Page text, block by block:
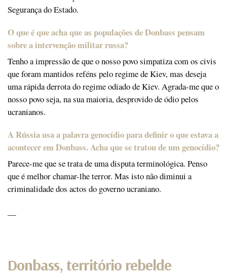
Segurança do Estado.
O que é que acha que as populações de Donbass pensam
sobre a intervenção militar russa?
Tenho a impressão de que o nosso povo simpatiza com os civis
que foram mantidos reféns pelo regime de Kiev, mas deseja
uma rápida derrota do regime odiado de Kiev. Agrada-me que o
nosso povo seja, na sua maioria, desprovido de ódio pelos
ucranianos.
A Rússia usa a palavra genocídio para definir o que estava a
acontecer em Donbass. Acha que se tratou de um genocídio?
Parece-me que se trata de uma disputa terminológica. Penso
que é melhor chamar-lhe terror. Mas isto não diminui a
criminalidade dos actos do governo ucraniano.
—
Donbass, território rebelde